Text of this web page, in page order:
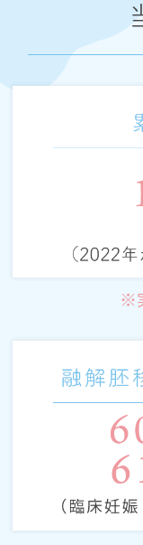
※実績